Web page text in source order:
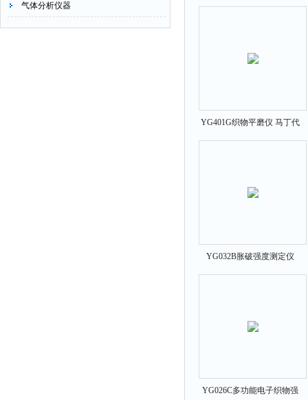
气体分析仪器
YG401G织物平磨仪 马丁代
尔仪
YG032B胀破强度测定仪
YG026C多功能电子织物强